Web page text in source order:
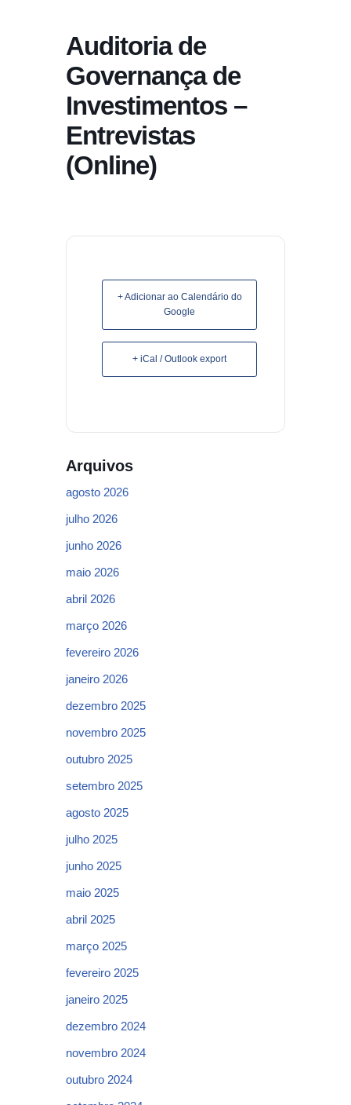
Auditoria de
Governança de
Investimentos –
Entrevistas
(Online)
+ Adicionar ao Calendário do
Google
+ iCal / Outlook export
Arquivos
agosto 2026
julho 2026
junho 2026
maio 2026
abril 2026
março 2026
fevereiro 2026
janeiro 2026
dezembro 2025
novembro 2025
outubro 2025
setembro 2025
agosto 2025
julho 2025
junho 2025
maio 2025
abril 2025
março 2025
fevereiro 2025
janeiro 2025
dezembro 2024
novembro 2024
outubro 2024